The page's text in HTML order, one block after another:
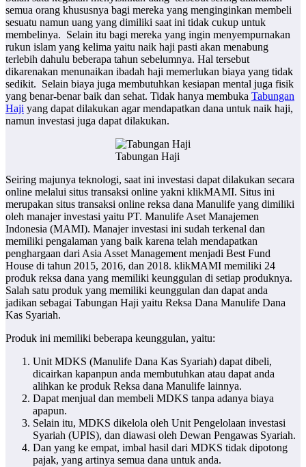
semua orang khususnya bagi mereka yang menginginkan membeli
sesuatu namun uang yang dimiliki saat ini tidak cukup untuk
membelinya. Selain itu bagi mereka yang ingin menyempurnakan
rukun islam yang kelima yaitu naik haji pasti akan menabung
terlebih dahulu beberapa tahun sebelumnya. Hal tersebut
dikarenakan menunaikan ibadah haji memerlukan biaya yang tidak
sedikit. Selain biaya juga membutuhkan kesiapan mental juga fisik
yang benar-benar baik dan sehat. Tidak hanya membuka Tabungan
Haji yang dapat dilakukan agar mendapatkan dana untuk naik haji,
namun investasi juga dapat dilakukan.
Tabungan Haji
Seiring majunya teknologi, saat ini investasi dapat dilakukan secara
online melalui situs transaksi online yakni klikMAMI. Situs ini
merupakan situs transaksi online reksa dana Manulife yang dimiliki
oleh manajer investasi yaitu PT. Manulife Aset Manajemen
Indonesia (MAMI). Manajer investasi ini sudah terkenal dan
memiliki pengalaman yang baik karena telah mendapatkan
penghargaan dari Asia Asset Management menjadi Best Fund
House di tahun 2015, 2016, dan 2018. klikMAMI memiliki 24
produk reksa dana yang memiliki keunggulan di setiap produknya.
Salah satu produk yang memiliki keunggulan dan dapat anda
jadikan sebagai Tabungan Haji yaitu Reksa Dana Manulife Dana
Kas Syariah.
Produk ini memiliki beberapa keunggulan, yaitu:
Unit MDKS (Manulife Dana Kas Syariah) dapat dibeli,
dicairkan kapanpun anda membutuhkan atau dapat anda
alihkan ke produk Reksa dana Manulife lainnya.
Dapat menjual dan membeli MDKS tanpa adanya biaya
apapun.
Selain itu, MDKS dikelola oleh Unit Pengelolaan investasi
Syariah (UPIS), dan diawasi oleh Dewan Pengawas Syariah.
Dan yang ke empat, imbal hasil dari MDKS tidak dipotong
pajak, yang artinya semua dana untuk anda.